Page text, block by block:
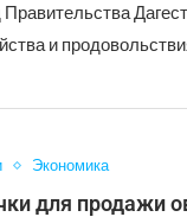
и
Экономика
для продажи